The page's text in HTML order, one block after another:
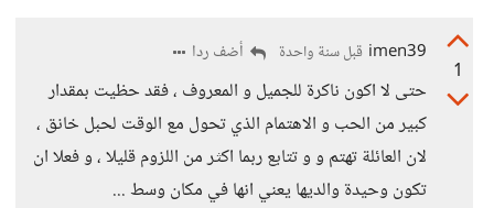
1
imen39 قبل سنة واحدة أضف ردا
حتى لا اكون ناكرة للجميل و المعروف ، فقد حظيت بمقدار
كبير من الحب و الاهتمام الذي تحول مع الوقت لحبل خانق ،
لان العائلة تهتم و و تتابع ربما اكثر من اللزوم قليلا ، و فعلا ان
تكون وحيدة والديها يعني انها في مكان وسط ...